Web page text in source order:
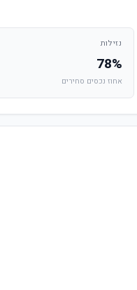
נזילות
78%
אחוז נכסים סחירים